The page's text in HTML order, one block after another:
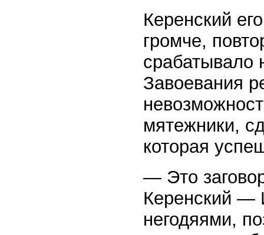
Керенский
громче,
срабатывало
Завоевания
мятежники,
которая
— Это
Керенский
негодяями,